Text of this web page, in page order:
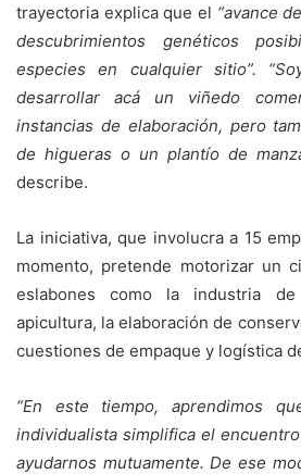
trayectoria explica que el “avance
descubrimientos genéticos
especies en cualquier sitio”.
desarrollar acá un viñedo
instancias de elaboración, pero
de higueras o un plantío de
describe.
La iniciativa, que involucra a 15
momento, pretende motorizar un
eslabones como la industria
apicultura, la elaboración de
cuestiones de empaque y logística
“En este tiempo, aprendimos
individualista simplifica el
ayudarnos mutuamente. De ese